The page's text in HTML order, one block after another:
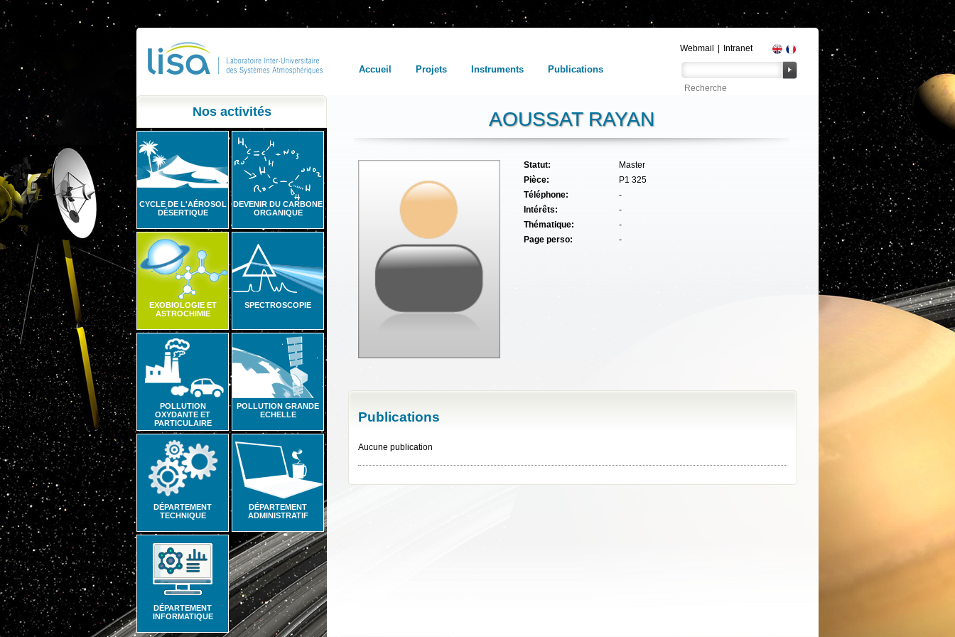
Accueil Projets Instruments Publications
Webmail Intranet
Nos activités
CYCLE DE L'AÉROSOL
DÉSERTIQUE
DEVENIR DU CARBONE
ORGANIQUE
EXOBIOLOGIE ET
ASTROCHIMIE
SPECTROSCOPIE
POLLUTION
OXYDANTE ET
PARTICULAIRE
POLLUTION GRANDE
ECHELLE
DÉPARTEMENT
TECHNIQUE
DÉPARTEMENT
ADMINISTRATIF
DÉPARTEMENT
INFORMATIQUE
AOUSSAT RAYAN
Statut:
Master
Pièce:
P1 325
Téléphone:
-
Intérêts:
-
Thématique:
-
Page perso:
-
Publications
Aucune publication